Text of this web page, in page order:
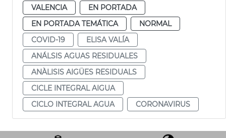
VALENCIA
EN PORTADA
EN PORTADA TEMÁTICA
NORMAL
COVID-19
ELISA VALÍA
ANÁLSIS AGUAS RESIDUALES
ANÀLISIS AIGÜES RESIDUALS
CICLE INTEGRAL AIGUA
CICLO INTEGRAL AGUA
CORONAVIRUS